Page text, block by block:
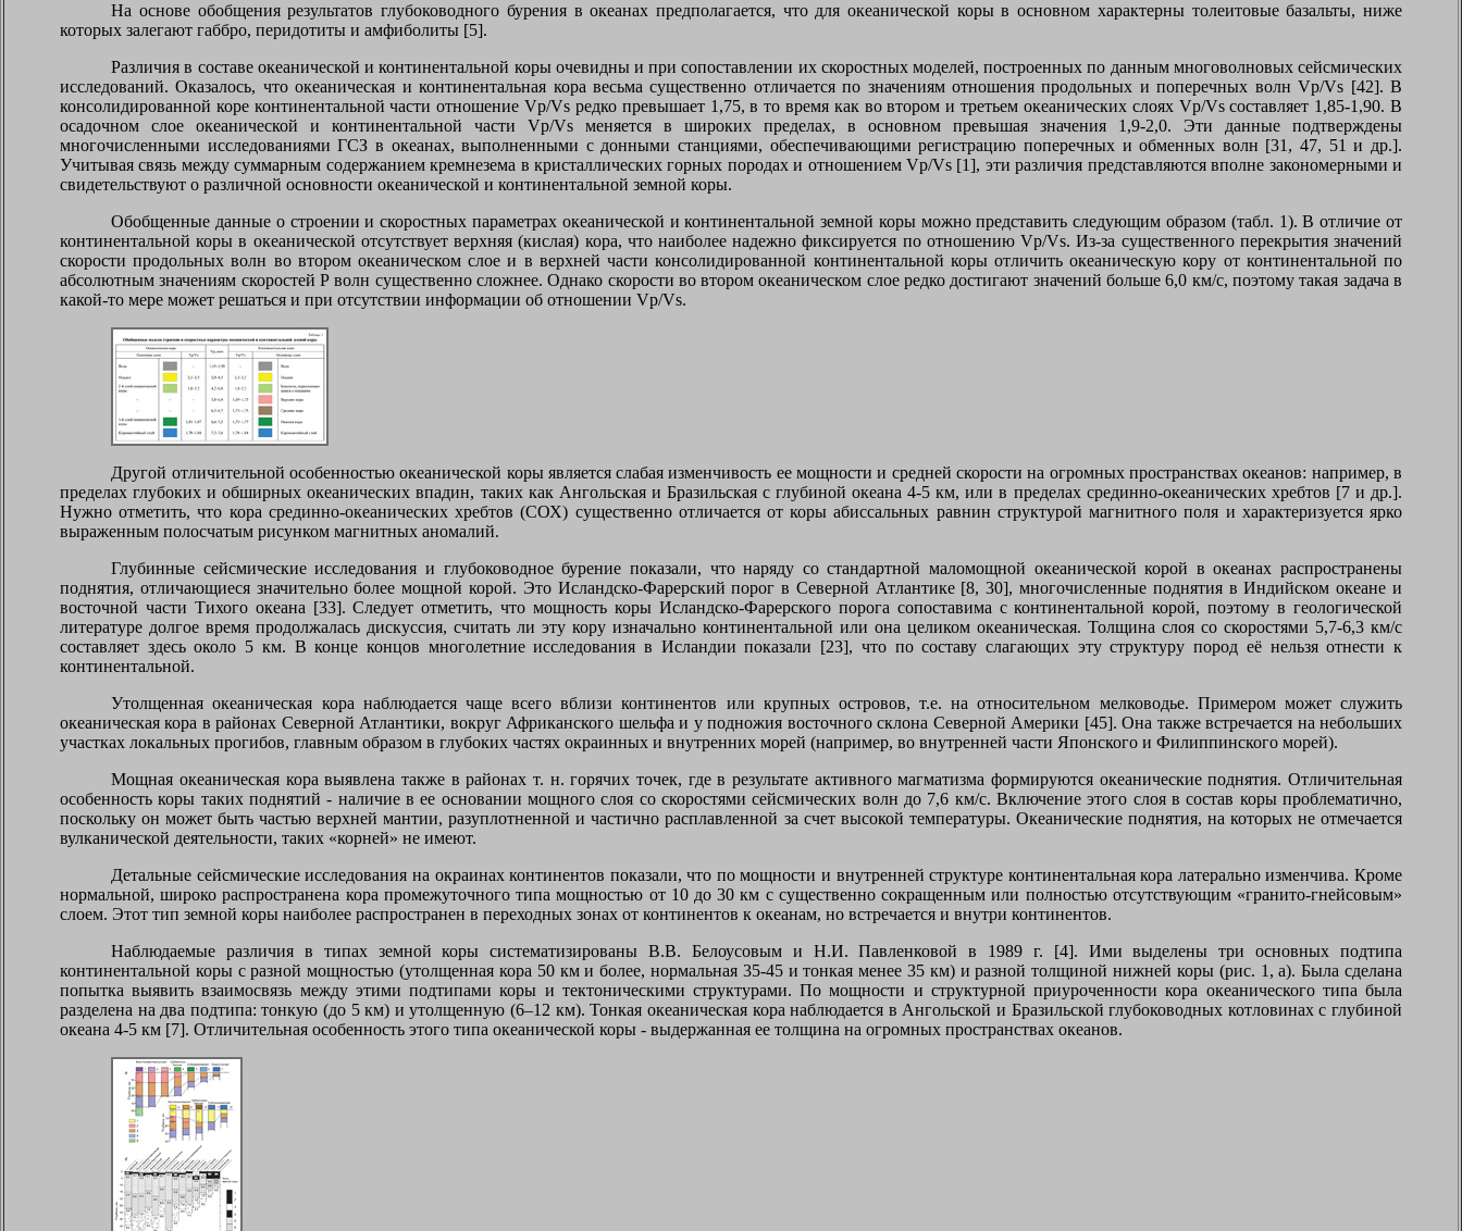
На основе обобщения результатов глубоководного бурения в океанах предполагается, что для океанической коры в основном характерны толеитовые базальты, ниже
которых залегают габбро, перидотиты и амфиболиты [5].
Различия в составе океанической и континентальной коры очевидны и при сопоставлении их скоростных моделей, построенных по данным многоволновых сейсмических
исследований. Оказалось, что океаническая и континентальная кора весьма существенно отличается по значениям отношения продольных и поперечных волн Vp/Vs [42]. В
консолидированной коре континентальной части отношение Vp/Vs редко превышает 1,75, в то время как во втором и третьем океанических слоях Vp/Vs составляет 1,85-1,90. В
осадочном слое океанической и континентальной части Vp/Vs меняется в широких пределах, в основном превышая значения 1,9-2,0. Эти данные подтверждены
многочисленными исследованиями ГСЗ в океанах, выполненными с донными станциями, обеспечивающими регистрацию поперечных и обменных волн [31, 47, 51 и др.].
Учитывая связь между суммарным содержанием кремнезема в кристаллических горных породах и отношением Vp/Vs [1], эти различия представляются вполне закономерными и
свидетельствуют о различной основности океанической и континентальной земной коры.
Обобщенные данные о строении и скоростных параметрах океанической и континентальной земной коры можно представить следующим образом (табл. 1). В отличие от
континентальной коры в океанической отсутствует верхняя (кислая) кора, что наиболее надежно фиксируется по отношению Vp/Vs. Из-за существенного перекрытия значений
скорости продольных волн во втором океаническом слое и в верхней части консолидированной континентальной коры отличить океаническую кору от континентальной по
абсолютным значениям скоростей Р волн существенно сложнее. Однако скорости во втором океаническом слое редко достигают значений больше 6,0 км/с, поэтому такая задача в
какой-то мере может решаться и при отсутствии информации об отношении Vp/Vs.
Другой отличительной особенностью океанической коры является слабая изменчивость ее мощности и средней скорости на огромных пространствах океанов: например, в
пределах глубоких и обширных океанических впадин, таких как Ангольская и Бразильская с глубиной океана 4-5 км, или в пределах срединно-океанических хребтов [7 и др.].
Нужно отметить, что кора срединно-океанических хребтов (СОХ) существенно отличается от коры абиссальных равнин структурой магнитного поля и характеризуется ярко
выраженным полосчатым рисунком магнитных аномалий.
Глубинные сейсмические исследования и глубоководное бурение показали, что наряду со стандартной маломощной океанической корой в океанах распространены
поднятия, отличающиеся значительно более мощной корой. Это Исландско-Фарерский порог в Северной Атлантике [8, 30], многочисленные поднятия в Индийском океане и
восточной части Тихого океана [33]. Следует отметить, что мощность коры Исландско-Фарерского порога сопоставима с континентальной корой, поэтому в геологической
литературе долгое время продолжалась дискуссия, считать ли эту кору изначально континентальной или она целиком океаническая. Толщина слоя со скоростями 5,7-6,3 км/с
составляет здесь около 5 км. В конце концов многолетние исследования в Исландии показали [23], что по составу слагающих эту структуру пород её нельзя отнести к
континентальной.
Утолщенная океаническая кора наблюдается чаще всего вблизи континентов или крупных островов, т.е. на относительном мелководье. Примером может служить
океаническая кора в районах Северной Атлантики, вокруг Африканского шельфа и у подножия восточного склона Северной Америки [45]. Она также встречается на небольших
участках локальных прогибов, главным образом в глубоких частях окраинных и внутренних морей (например, во внутренней части Японского и Филиппинского морей).
Мощная океаническая кора выявлена также в районах т. н. горячих точек, где в результате активного магматизма формируются океанические поднятия. Отличительная
особенность коры таких поднятий - наличие в ее основании мощного слоя со скоростями сейсмических волн до 7,6 км/с. Включение этого слоя в состав коры проблематично,
поскольку он может быть частью верхней мантии, разуплотненной и частично расплавленной за счет высокой температуры. Океанические поднятия, на которых не отмечается
вулканической деятельности, таких «корней» не имеют.
Детальные сейсмические исследования на окраинах континентов показали, что по мощности и внутренней структуре континентальная кора латерально изменчива. Кроме
нормальной, широко распространена кора промежуточного типа мощностью от 10 до 30 км с существенно сокращенным или полностью отсутствующим «гранито-гнейсовым»
слоем. Этот тип земной коры наиболее распространен в переходных зонах от континентов к океанам, но встречается и внутри континентов.
Наблюдаемые различия в типах земной коры систематизированы В.В. Белоусовым и Н.И. Павленковой в 1989 г. [4]. Ими выделены три основных подтипа
континентальной коры с разной мощностью (утолщенная кора 50 км и более, нормальная 35-45 и тонкая менее 35 км) и разной толщиной нижней коры (рис. 1, а). Была сделана
попытка выявить взаимосвязь между этими подтипами коры и тектоническими структурами. По мощности и структурной приуроченности кора океанического типа была
разделена на два подтипа: тонкую (до 5 км) и утолщенную (6–12 км). Тонкая океаническая кора наблюдается в Ангольской и Бразильской глубоководных котловинах с глубиной
океана 4-5 км [7]. Отличительная особенность этого типа океанической коры - выдержанная ее толщина на огромных пространствах океанов.